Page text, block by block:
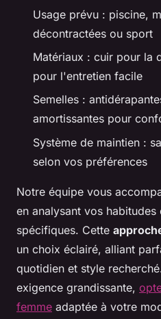
Usage prévu : piscine,
décontractées ou sport
Matériaux : cuir pour la
pour l'entretien facile
Semelles :
amortissantes pour
Système de maintien :
selon vos préférences
Notre équipe vous
en analysant vos habitudes
spécifiques. Cette
un choix éclairé, alliant
quotidien et style
exigence grandissante,
femme adaptée à votre